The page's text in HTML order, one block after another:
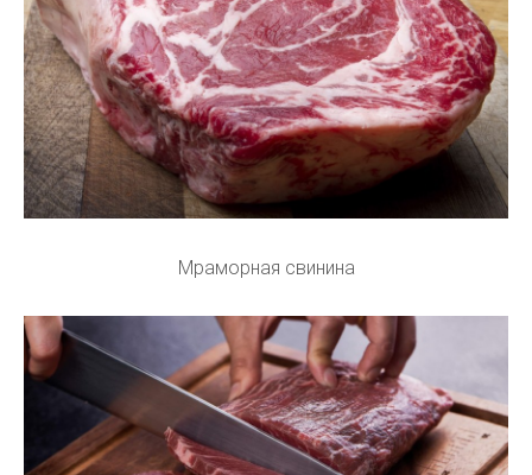
Мраморная свинина